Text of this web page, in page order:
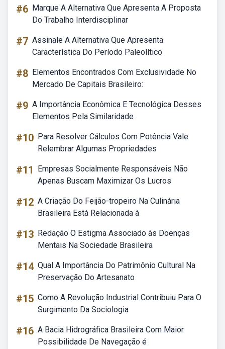
#6 Marque A Alternativa Que Apresenta A Proposta
Do Trabalho Interdisciplinar
#7 Assinale A Alternativa Que Apresenta
Característica Do Período Paleolítico
#8 Elementos Encontrados Com Exclusividade No
Mercado De Capitais Brasileiro:
#9 A Importância Econômica E Tecnológica Desses
Elementos Pela Similaridade
#10 Para Resolver Cálculos Com Potência Vale
Relembrar Algumas Propriedades
#11
Empresas Socialmente Responsáveis Não
Apenas Buscam Maximizar Os Lucros
#12 A Criação Do Feijão-tropeiro Na Culinária
Brasileira Está Relacionada à
#13 Redação O Estigma Associado às Doenças
Mentais Na Sociedade Brasileira
#14 Qual A Importância Do Patrimônio Cultural Na
Preservação Do Artesanato
#15 Como A Revolução Industrial Contribuiu Para O
Surgimento Da Sociologia
#16 A Bacia Hidrográfica Brasileira Com Maior
Possibilidade De Navegação é